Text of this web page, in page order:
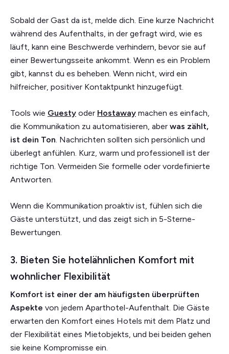
Sobald der Gast da ist, melde dich. Eine kurze Nachricht
während des Aufenthalts, in der gefragt wird, wie es
läuft, kann eine Beschwerde verhindern, bevor sie auf
einer Bewertungsseite ankommt. Wenn es ein Problem
gibt, kannst du es beheben. Wenn nicht, wird ein
hilfreicher, positiver Kontaktpunkt hinzugefügt.
Tools wie Guesty oder Hostaway machen es einfach,
die Kommunikation zu automatisieren, aber was zählt,
ist dein Ton. Nachrichten sollten sich persönlich und
überlegt anfühlen. Kurz, warm und professionell ist der
richtige Ton. Vermeiden Sie formelle oder vordefinierte
Antworten.
Wenn die Kommunikation proaktiv ist, fühlen sich die
Gäste unterstützt, und das zeigt sich in 5-Sterne-
Bewertungen.
3. Bieten Sie hotelähnlichen Komfort mit
wohnlicher Flexibilität
Komfort ist einer der am häufigsten überprüften
Aspekte von jedem Aparthotel-Aufenthalt. Die Gäste
erwarten den Komfort eines Hotels mit dem Platz und
der Flexibilität eines Mietobjekts, und bei beiden gehen
sie keine Kompromisse ein.